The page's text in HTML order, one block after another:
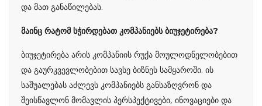
და მათ განაწილებას.
მაინც რატომ სჭირდებათ კომპანიებს ბიუჯეტირება?
ბიუჯეტირება არის კომპანიის რუქა მოულოდნელობებით
და გაურკვევლობებით სავსე ბიზნეს სამყაროში. ის
საშუალებას აძლევს კომპანიებს განსაზღვრონ და
შეისწავლონ მომავლის პერსპექტივები, ინოვაციები და